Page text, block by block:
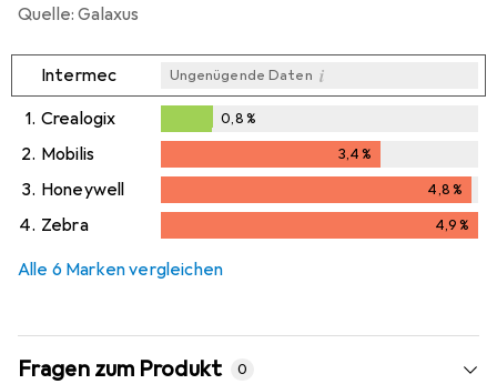
Quelle: Galaxus
Intermec Ungenügende Daten i
1. Crealogix
0,8%
0,8%
2. Mobilis 3,4%
3. Honeywell 4,8%
4,8%
4. Zebra 4,9%
Alle 6 Marken vergleichen
Fragen zum Produkt 0